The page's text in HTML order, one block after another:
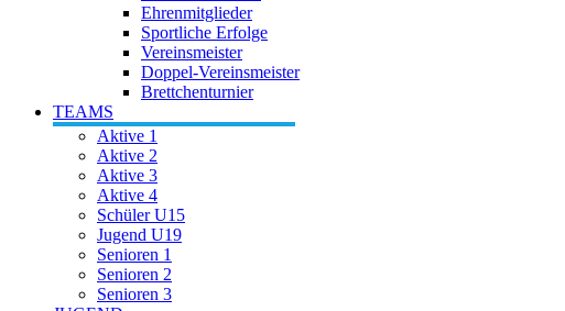
Ehrenmitglieder
Sportliche Erfolge
Vereinsmeister
Doppel-Vereinsmeister
Brettchenturnier
TEAMS
Aktive 1
Aktive 2
Aktive 3
Aktive 4
Schüler U15
Jugend U19
Senioren 1
Senioren 2
Senioren 3